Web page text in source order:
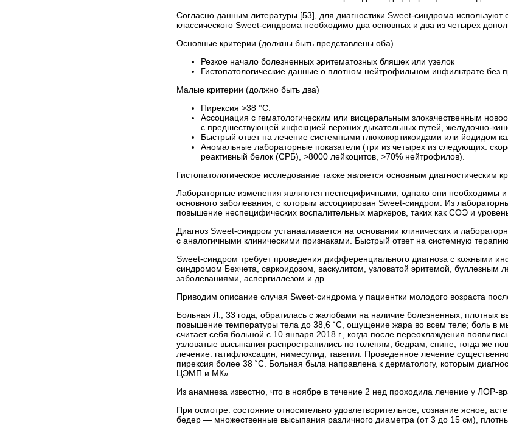
Согласно данным литературы [53], для диагностики Sweet-синдрома
классического Sweet-синдрома необходимо два основных и два из четырех
Основные критерии (должны быть представлены оба)
Резкое начало болезненных эритематозных бляшек или узелок
Гистопатологические данные о плотном нейтрофильном инфильтрате без
Малые критерии (должно быть два)
Пирексия >38 °C.
Ассоциация с гематологическим или висцеральным злокачественным
с предшествующей инфекцией верхних дыхательных путей, желудочно-­
Быстрый ответ на лечение системными глюкокортикоидами или йодидом
Аномальные лабораторные показатели (три из четырех из следующих:
реактивный белок (СРБ), >8000 лейкоцитов, >70% нейтрофилов).
Гистопатологическое исследование также является основным диагностическим
Лабораторные изменения являются неспеци­фичными, однако они необходимы
основного заболевания, с которым ассоциирован Sweet-синдром. Из
повышение неспецифических воспалительных маркеров, таких как СОЭ и
Диагноз Sweet-синдром устанавливается на основании клинических и
с аналогичными клиническими признаками. Быстрый ответ на системную
Sweet-синдром требует проведения дифференциального диагноза с кожными
синдромом Бехчета, саркоидозом, васкулитом, узловатой эритемой, буллезным
заболеваниями, аспергиллезом и др.
Приводим описание случая Sweet-синдрома у пациентки молодого возраста
Больная Л., 33 года, обратилась с жалобами на наличие болезненных, плотных
повышение температуры тела до 38,6 ˚С, ощущение жара во всем теле; боль в
считает себя больной с 10 января 2018 г., когда после переохлаждения
узловатые высыпания распространились по голеням, бедрам, спине, тогда же
лечение: гатифлоксацин, нимесулид, тавегил. Проведенное лечение
пирексия более 38 ˚С. Больная была направлена к дерматологу, которым
ЦЭМП и МК».
Из анамнеза известно, что в ноябре в течение 2 нед проходила лечение у ЛОР-
При осмотре: состояние относительно удовлетворительное, сознание ясное,
бедер — множественные высыпания различного диаметра (от 3 до 15 см),